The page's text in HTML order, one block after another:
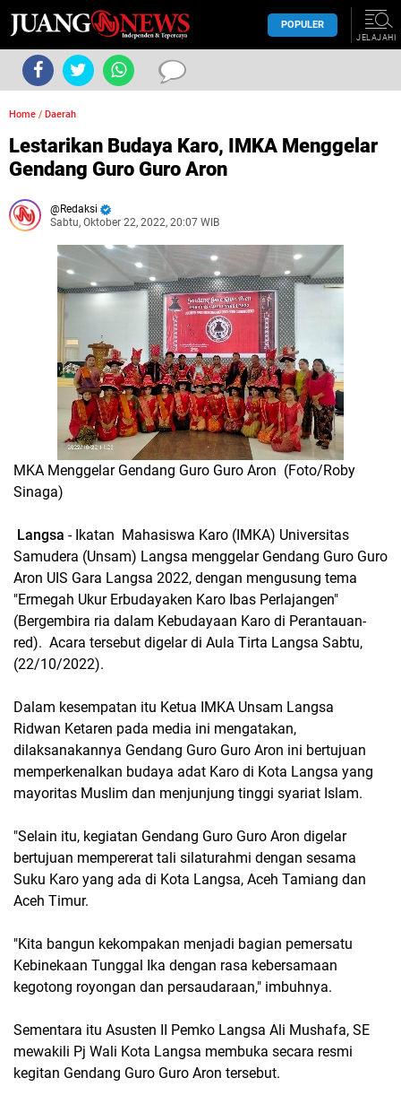
POPULER
JELAJAHI
Home / Daerah
Lestarikan Budaya Karo, IMKA Menggelar
Gendang Guro Guro Aron
Redaksi
Sabtu, Oktober 22, 2022, 20:07 WIB
MKA Menggelar Gendang Guro Guro Aron (Foto/Roby
Sinaga)
Langsa - Ikatan Mahasiswa Karo (IMKA) Universitas
Samudera (Unsam) Langsa menggelar Gendang Guro Guro
Aron UIS Gara Langsa 2022, dengan mengusung tema
"Ermegah Ukur Erbudayaken Karo Ibas Perlajangen"
(Bergembira ria dalam Kebudayaan Karo di Perantauan-
red). Acara tersebut digelar di Aula Tirta Langsa Sabtu,
(22/10/2022).
Dalam kesempatan itu Ketua IMKA Unsam Langsa
Ridwan Ketaren pada media ini mengatakan,
dilaksanakannya Gendang Guro Guro Aron ini bertujuan
memperkenalkan budaya adat Karo di Kota Langsa yang
mayoritas Muslim dan menjunjung tinggi syariat Islam.
"Selain itu, kegiatan Gendang Guro Guro Aron digelar
bertujuan mempererat tali silaturahmi dengan sesama
Suku Karo yang ada di Kota Langsa, Aceh Tamiang dan
Aceh Timur.
"Kita bangun kekompakan menjadi bagian pemersatu
Kebinekaan Tunggal Ika dengan rasa kebersamaan
kegotong royongan dan persaudaraan," imbuhnya.
Sementara itu Asusten II Pemko Langsa Ali Mushafa, SE
mewakili Pj Wali Kota Langsa membuka secara resmi
kegitan Gendang Guro Guro Aron tersebut.